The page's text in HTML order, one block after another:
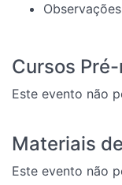
Cursos
Este evento não
Materiais
Este evento não